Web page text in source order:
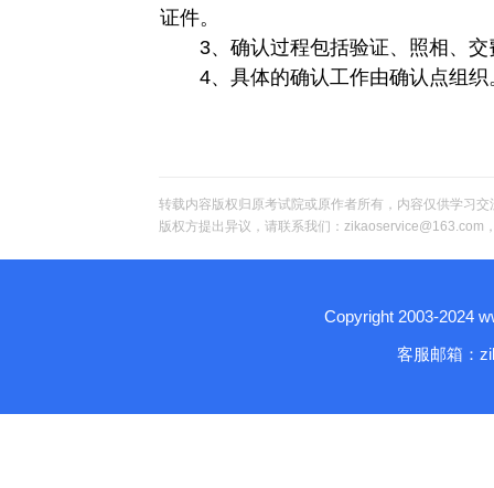
证件。
3、确认过程包括验证、照相、交
4、具体的确认工作由确认点组织
转载内容版权归原考试院或原作者所有，内容仅供学习
版权方提出异议，请联系我们：zikaoservice@163.com
Copyright 2003-2024
客服邮箱：